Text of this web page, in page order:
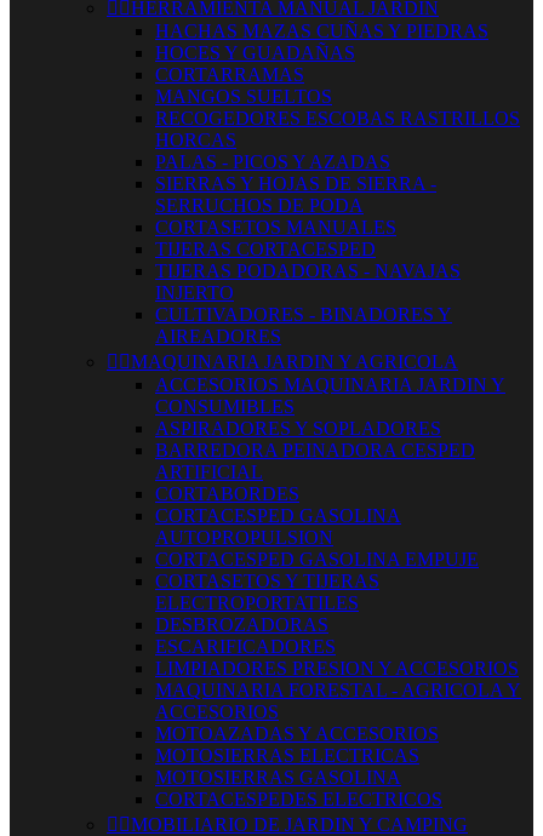
 HERRAMIENTA MANUAL JARDIN
HACHAS MAZAS CUÑAS Y PIEDRAS
HOCES Y GUADAÑAS
CORTARRAMAS
MANGOS SUELTOS
RECOGEDORES ESCOBAS RASTRILLOS
HORCAS
PALAS - PICOS Y AZADAS
SIERRAS Y HOJAS DE SIERRA -
SERRUCHOS DE PODA
CORTASETOS MANUALES
TIJERAS CORTACESPED
TIJERAS PODADORAS - NAVAJAS
INJERTO
CULTIVADORES - BINADORES Y
AIREADORES
 MAQUINARIA JARDIN Y AGRICOLA
ACCESORIOS MAQUINARIA JARDIN Y
CONSUMIBLES
ASPIRADORES Y SOPLADORES
BARREDORA PEINADORA CESPED
ARTIFICIAL
CORTABORDES
CORTACESPED GASOLINA
AUTOPROPULSION
CORTACESPED GASOLINA EMPUJE
CORTASETOS Y TIJERAS
ELECTROPORTATILES
DESBROZADORAS
ESCARIFICADORES
LIMPIADORES PRESION Y ACCESORIOS
MAQUINARIA FORESTAL - AGRICOLA Y
ACCESORIOS
MOTOAZADAS Y ACCESORIOS
MOTOSIERRAS ELECTRICAS
MOTOSIERRAS GASOLINA
CORTACESPEDES ELECTRICOS
 MOBILIARIO DE JARDIN Y CAMPING